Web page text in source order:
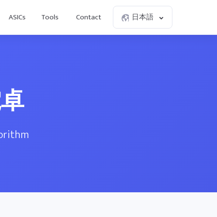
ASICs Tools Contact 日本語